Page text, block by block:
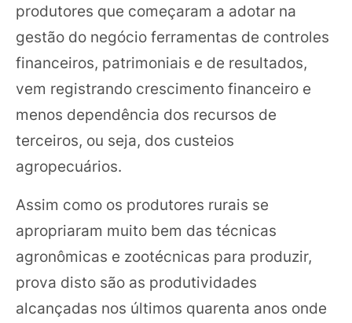
produtores que começaram a adotar na
gestão do negócio ferramentas de controles
financeiros, patrimoniais e de resultados,
vem registrando crescimento financeiro e
menos dependência dos recursos de
terceiros, ou seja, dos custeios
agropecuários.
Assim como os produtores rurais se
apropriaram muito bem das técnicas
agronômicas e zootécnicas para produzir,
prova disto são as produtividades
alcançadas nos últimos quarenta anos onde